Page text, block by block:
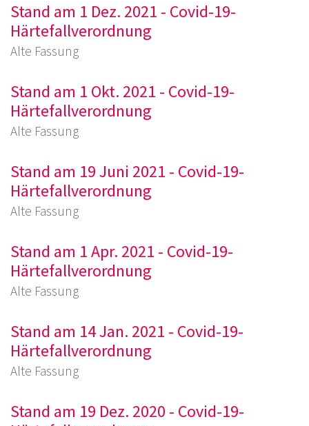
Stand am 1 Dez. 2021 - Covid-19-
Härtefallverordnung
Alte Fassung
Stand am 1 Okt. 2021 - Covid-19-
Härtefallverordnung
Alte Fassung
Stand am 19 Juni 2021 - Covid-19-
Härtefallverordnung
Alte Fassung
Stand am 1 Apr. 2021 - Covid-19-
Härtefallverordnung
Alte Fassung
Stand am 14 Jan. 2021 - Covid-19-
Härtefallverordnung
Alte Fassung
Stand am 19 Dez. 2020 - Covid-19-